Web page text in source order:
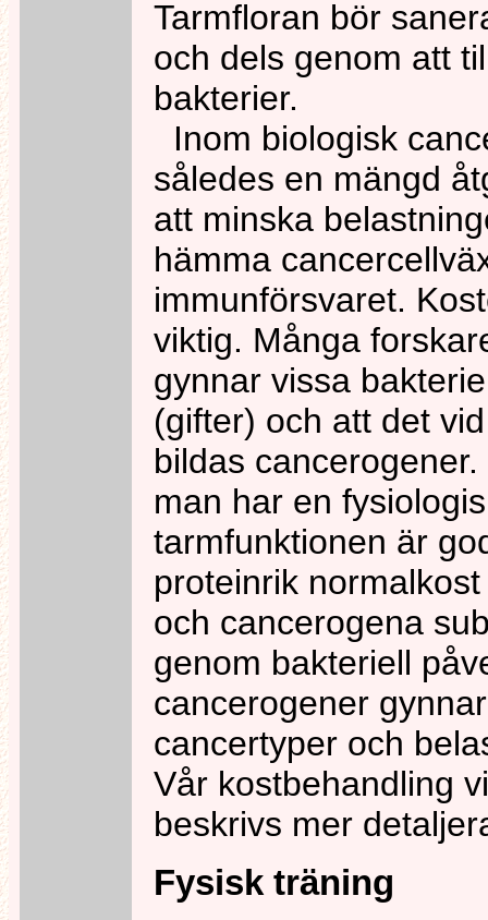
Tarmfloran bör
och dels genom att
bakterier.
Inom biologisk
således en mängd
att minska
hämma
immunförsvaret.
viktig. Många
gynnar vissa
(gifter) och att det
bildas
man har en
tarmfunktionen är
proteinrik
och cancerogena
genom bakteriell
cancerogener
cancertyper och
Vår kostbehandling
beskrivs mer
Fysisk träning